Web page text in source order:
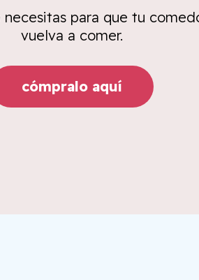
necesitas para que tu
vuelva a comer.
cómpralo aquí